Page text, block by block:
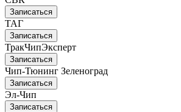
Записаться
ТАГ
Записаться
ТракЧипЭксперт
Записаться
Чип-Тюнинг Зеленоград
Записаться
Эл-Чип
Записаться